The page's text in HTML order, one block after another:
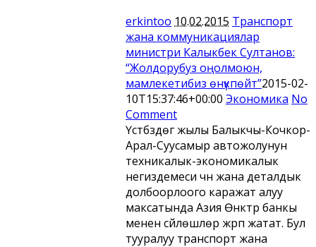
erkintoo 10.02.2015 Транспорт
жана коммуникациялар
министри Калыкбек Султанов:
“Жолдорубуз оңолмоюн,
мамлекетибиз өнүкпөйт”2015-02-
10T15:37:46+00:00 Экономика No
Comment
Үстүбүздөгү жылы Балыкчы-Кочкор-
Арал-Суусамыр автожолунун
техникалык-экономикалык
негиздемеси үчүн жана деталдык
долбоорлоого каражат алуу
максатында Азия Өнүктүрүү банкы
менен сүйлөшүүлөр жүрүп жатат. Бул
тууралуу транспорт жана